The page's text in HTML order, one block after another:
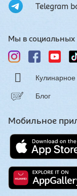
Telegram
Мы в социальных
Блог
Мобильное